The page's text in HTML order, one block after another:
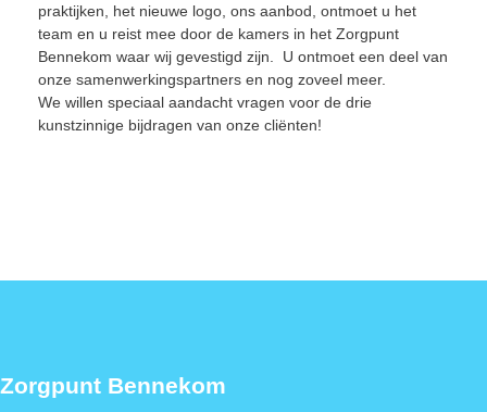
praktijken, het nieuwe logo, ons aanbod, ontmoet u het
team en u reist mee door de kamers in het Zorgpunt
Bennekom waar wij gevestigd zijn. U ontmoet een deel van
onze samenwerkingspartners en nog zoveel meer.
We willen speciaal aandacht vragen voor de drie
kunstzinnige bijdragen van onze cliënten!
Zorgpunt Bennekom